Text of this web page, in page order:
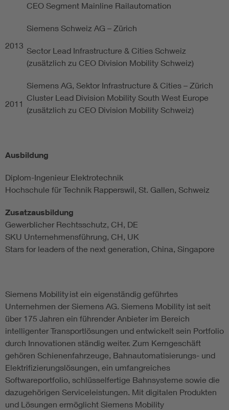
CEO Segment Mainline Railautomation
2013
Siemens Schweiz AG – Zürich
Sector Lead Infrastructure & Cities Schweiz
(zusätzlich zu CEO Division Mobility Schweiz)
2011
Siemens AG, Sektor Infrastructure & Cities – Zürich
Cluster Lead Division Mobility South West Europe
(zusätzlich zu CEO Division Mobility Schweiz)
Ausbildung
Diplom-Ingenieur Elektrotechnik
Hochschule für Technik Rapperswil, St. Gallen, Schweiz
Zusatzausbildung
Gewerblicher Rechtsschutz, CH, DE
SKU Unternehmensführung, CH, UK
Stars for leaders of the next generation, China, Singapore
Siemens Mobility ist ein eigenständig geführtes
Unternehmen der Siemens AG. Siemens Mobility ist seit
über 175 Jahren ein führender Anbieter im Bereich
intelligenter Transportlösungen und entwickelt sein Portfolio
durch Innovationen ständig weiter. Zum Kerngeschäft
gehören Schienenfahrzeuge, Bahnautomatisierungs- und
Elektrifizierungslösungen, ein umfangreiches
Softwareportfolio, schlüsselfertige Bahnsysteme sowie die
dazugehörigen Serviceleistungen. Mit digitalen Produkten
und Lösungen ermöglicht Siemens Mobility